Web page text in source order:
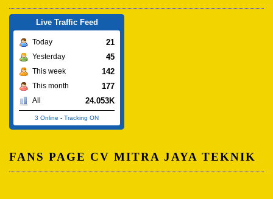
Live Traffic Feed
Today 21
Yesterday 45
This week 142
This month 177
All 24.053K
3 Online - Tracking ON
FANS PAGE CV MITRA JAYA TEKNIK